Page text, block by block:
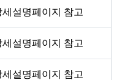
세설명페이지 참고
세설명페이지 참고
세설명페이지 참고